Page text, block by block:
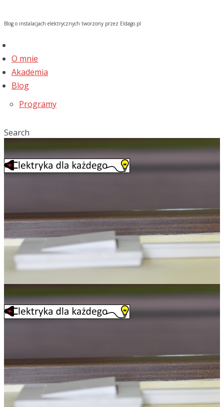
Blog o instalacjach elektrycznych tworzony przez Eldago.pl
O mnie
Akademia
Blog
Programy
Search